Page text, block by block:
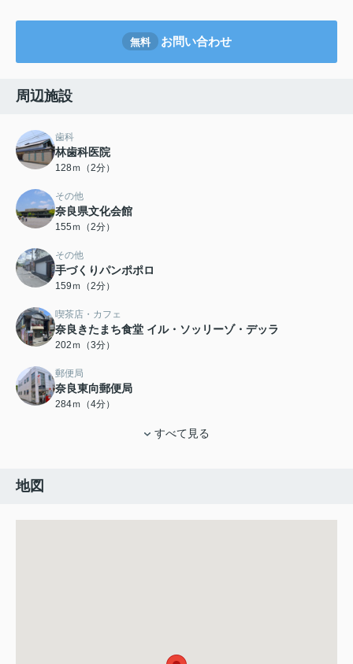
無料 お問い合わせ
周辺施設
歯科
林歯科医院
128ｍ（2分）
その他
奈良県文化会館
155ｍ（2分）
その他
手づくりパンポポロ
159ｍ（2分）
喫茶店・カフェ
奈良きたまち食堂 イル・ソッリーゾ・デッラ
202ｍ（3分）
郵便局
奈良東向郵便局
284ｍ（4分）
すべて見る
地図